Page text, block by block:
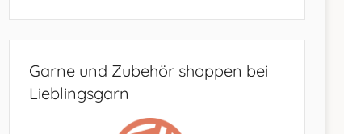
Garne und Zubehör shoppen bei
Lieblingsgarn